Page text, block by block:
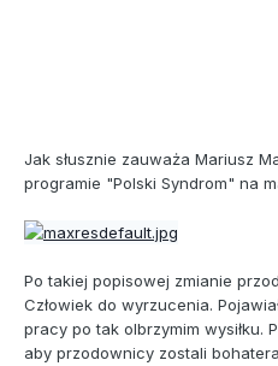
Jak słusznie zauważa Mariusz
programie "Polski Syndrom" na
Po takiej popisowej zmianie
Człowiek do wyrzucenia.
pracy po tak olbrzymim wysiłku.
aby przodownicy zostali